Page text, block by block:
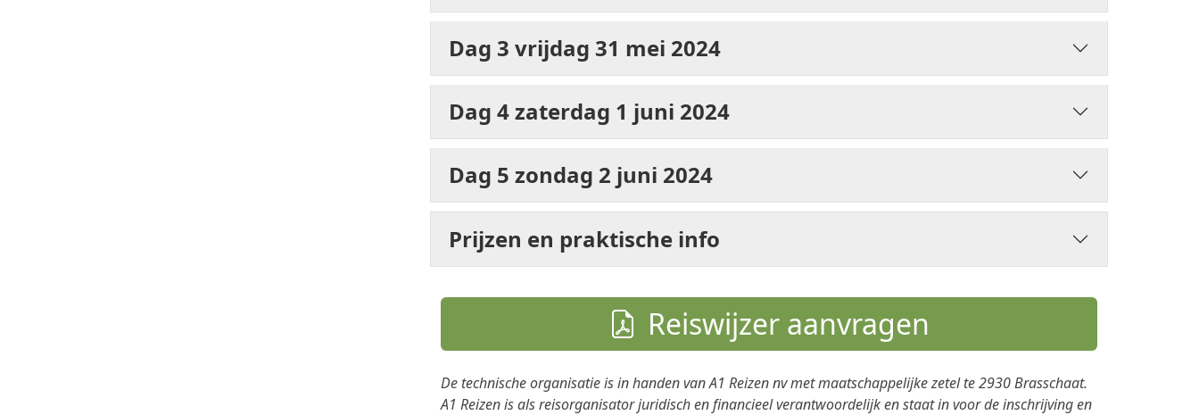
Dag 3 vrijdag 31 mei 2024
Dag 4 zaterdag 1 juni 2024
Dag 5 zondag 2 juni 2024
Prijzen en praktische info
Reiswijzer aanvragen
De technische organisatie is in handen van A1 Reizen nv met maatschappelijke zetel te 2930 Brasschaat.
A1 Reizen is als reisorganisator juridisch en financieel verantwoordelijk en staat in voor de inschrijving en